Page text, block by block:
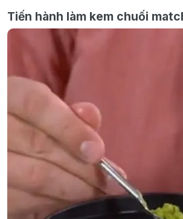
Tiến hành làm kem chuối